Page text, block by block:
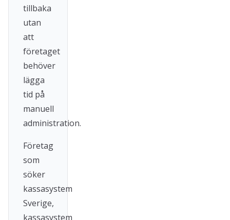
tillbaka
utan
att
företaget
behöver
lägga
tid på
manuell
administration.
Företag
som
söker
kassasystem
Sverige,
kassasystem